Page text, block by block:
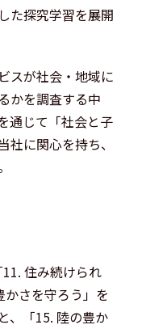
た探究学習を展開
スが社会・地域に
かを調査する中
通じて「社会と子
社に関心を持ち、
住み続けられ
さを守ろう」を
、「15. 陸の豊か